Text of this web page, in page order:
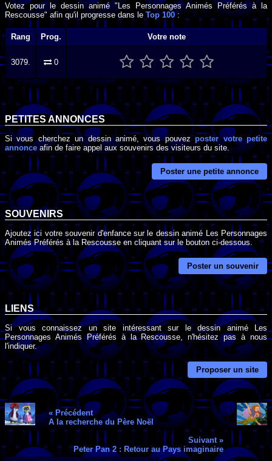
Votez pour le dessin animé "Les Personnages Animés Préférés à la
Rescousse" afin qu'il progresse dans le Top 100:
Rang Prog. Votre note
3079. 0
PETITES ANNONCES
Si vous cherchez un dessin animé, vous pouvezposter votre petite
annonceafin de faire appel aux souvenirs des visiteurs du site.
Poster une petite annonce
SOUVENIRS
Ajoutez ici votre souvenir d'enfance sur le dessin animé Les Personnages
Animés Préférés à la Rescousse en cliquant sur le bouton ci-dessous.
Poster un souvenir
LIENS
Si vous connaissez un site intéressant sur le dessin animé Les
Personnages Animés Préférés à la Rescousse, n'hésitez pas à nous
l'indiquer.
Proposer un site
« Précédent
A la recherche du Père Noël
Suivant »
Peter Pan 2 : Retour au Pays imaginaire